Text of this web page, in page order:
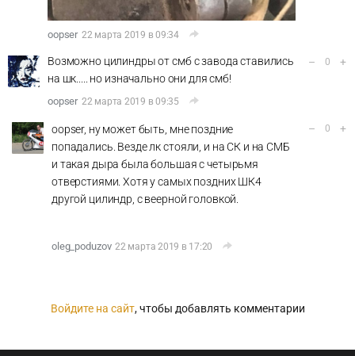
oopser 22 марта 2019 в 09:34
Возможно цилиндры от смб с завода ставились
на шк..... но изначально они для смб!
oopser 22 марта 2019 в 09:35
– 0 +
oopser, ну может быть, мне поздние
попадались. Везде лк стояли, и на СК и на СМБ
и такая дыра была большая с четырьмя
отверстиями. Хотя у самых поздних ШК4
другой цилиндр, с веерной головкой.
oleg_poduzov 22 марта 2019 в 17:20
– 0 +
Войдите на сайт, чтобы добавлять комментарии